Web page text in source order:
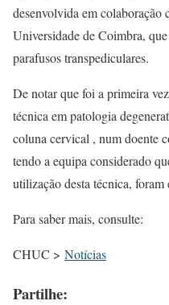
desenvolvida em colaboração
Universidade de Coimbra,
parafusos transpediculares.
De notar que foi a primeira
técnica em patologia
coluna cervical , num doente
tendo a equipa considerado
utilização desta técnica, foram
Para saber mais, consulte:
CHUC > Notícias
Partilhe: